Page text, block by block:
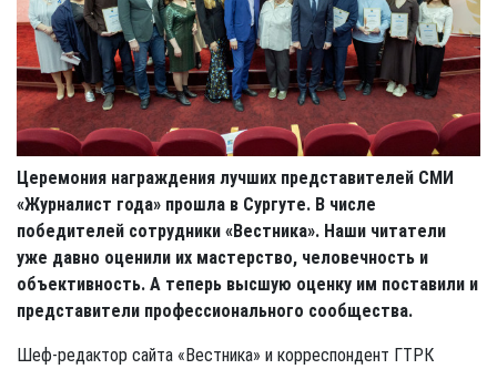
Церемония награждения лучших представителей СМИ
«Журналист года» прошла в Сургуте. В числе
победителей сотрудники «Вестника». Наши читатели
уже давно оценили их мастерство, человечность и
объективность. А теперь высшую оценку им поставили и
представители профессионального сообщества.
Шеф-редактор сайта «Вестника» и корреспондент ГТРК